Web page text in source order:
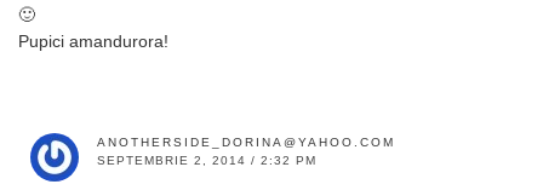
🙂
Pupici amandurora!
ANOTHERSIDE_DORINA@YAHOO.COM
SEPTEMBRIE 2, 2014 / 2:32 PM